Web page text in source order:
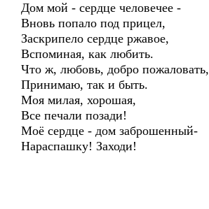
Дом мой - сердце человечее -
Вновь попало под прицел,
Заскрипело сердце ржавое,
Вспоминая, как любить.
Что ж, любовь, добро пожаловать,
Принимаю, так и быть.
Моя милая, хорошая,
Все печали позади!
Моё сердце - дом заброшенный-
Нараспашку! Заходи!